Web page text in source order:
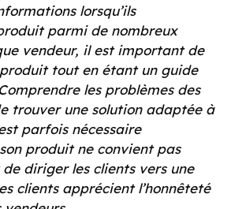
lorsqu’ils
parmi de nombreux
vendeur, il est important de
tout en étant un guide
les problèmes des
trouver une solution adaptée à
parfois nécessaire
produit ne convient pas
diriger les clients vers une
clients apprécient l’honnêteté